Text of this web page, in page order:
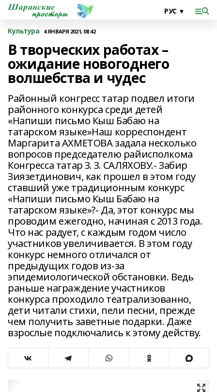
Культура 4 ЯНВАРЯ 2021, 08:42
В творческих работах –
ожидание новогоднего
волшебства и чудес
Районный конгресс татар подвел итоги
районного конкурса среди детей
«Напиши письмо Кыш Бабаю на
татарском языке»Наш корреспондент
Маргарита АХМЕТОВА задала несколько
вопросов председателю райисполкома
Конгресса татар З. З. САЛЯХОВУ.- Забир
Зиязетдинович, как прошел в этом году
ставший уже традиционным конкурс
«Напиши письмо Кыш Бабаю на
татарском языке»?- Да, этот конкурс мы
проводим ежегодно, начиная с 2013 года.
Что нас радует, с каждым годом число
участников увеличивается. В этом году
конкурс немного отличался от
предыдущих годов из-за
эпидемиологической обстановки. Ведь
раньше награждение участников
конкурса проходило театрализованно,
дети читали стихи, пели песни, прежде
чем получить заветные подарки. Даже
взрослые подключались к этому действу.